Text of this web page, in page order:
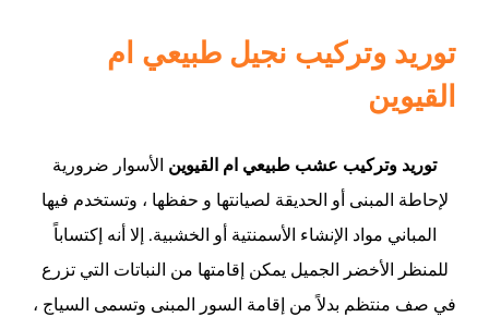
توريد وتركيب نجيل طبيعي ام
القيوين
توريد وتركيب عشب طبيعي ام القيوين الأسوار ضرورية
لإحاطة المبنى أو الحديقة لصيانتها و حفظها ، وتستخدم فيها
المباني مواد الإنشاء الأسمنتية أو الخشبية. إلا أنه إكتساباً
للمنظر الأخضر الجميل يمكن إقامتها من النباتات التي تزرع
في صف منتظم بدلاً من إقامة السور المبنى وتسمى السياج ،